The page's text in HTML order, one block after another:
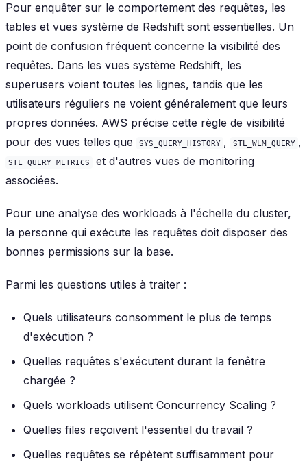
Pour enquêter sur le comportement des requêtes, les
tables et vues système de Redshift sont essentielles. Un
point de confusion fréquent concerne la visibilité des
requêtes. Dans les vues système Redshift, les
superusers voient toutes les lignes, tandis que les
utilisateurs réguliers ne voient généralement que leurs
propres données. AWS précise cette règle de visibilité
pour des vues telles que
SYS_QUERY_HISTORY , STL_WLM_QUERY ,
STL_QUERY_METRICS
et d'autres vues de monitoring
associées.
Pour une analyse des workloads à l'échelle du cluster,
la personne qui exécute les requêtes doit disposer des
bonnes permissions sur la base.
Parmi les questions utiles à traiter :
Quels utilisateurs consomment le plus de temps
d'exécution ?
Quelles requêtes s'exécutent durant la fenêtre
chargée ?
Quels workloads utilisent Concurrency Scaling ?
Quelles files reçoivent l'essentiel du travail ?
Quelles requêtes se répètent suffisamment pour